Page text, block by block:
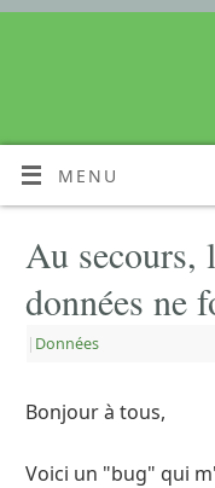
MENU
Au secours,
données ne
| Données
Bonjour à tous,
Voici un "bug" qui